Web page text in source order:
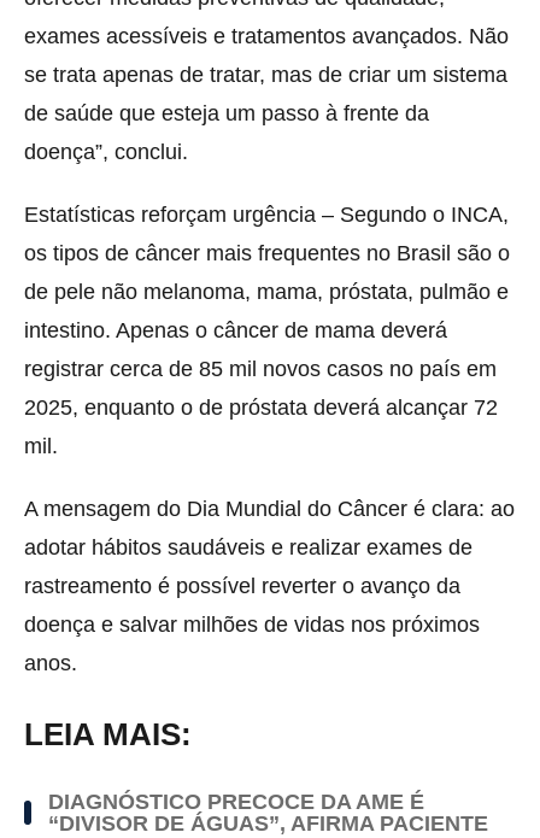
exames acessíveis e tratamentos avançados. Não
se trata apenas de tratar, mas de criar um sistema
de saúde que esteja um passo à frente da
doença”, conclui.
Estatísticas reforçam urgência – Segundo o INCA,
os tipos de câncer mais frequentes no Brasil são o
de pele não melanoma, mama, próstata, pulmão e
intestino. Apenas o câncer de mama deverá
registrar cerca de 85 mil novos casos no país em
2025, enquanto o de próstata deverá alcançar 72
mil.
A mensagem do Dia Mundial do Câncer é clara: ao
adotar hábitos saudáveis e realizar exames de
rastreamento é possível reverter o avanço da
doença e salvar milhões de vidas nos próximos
anos.
LEIA MAIS:
DIAGNÓSTICO PRECOCE DA AME É
“DIVISOR DE ÁGUAS”, AFIRMA PACIENTE